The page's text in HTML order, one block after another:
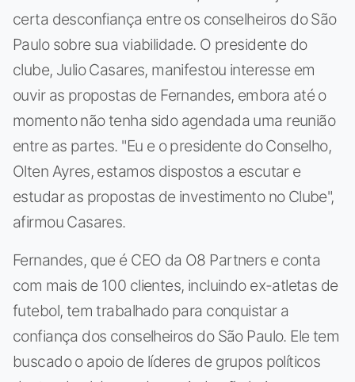
certa desconfiança entre os conselheiros do São
Paulo sobre sua viabilidade. O presidente do
clube, Julio Casares, manifestou interesse em
ouvir as propostas de Fernandes, embora até o
momento não tenha sido agendada uma reunião
entre as partes. "Eu e o presidente do Conselho,
Olten Ayres, estamos dispostos a escutar e
estudar as propostas de investimento no Clube",
afirmou Casares.
Fernandes, que é CEO da O8 Partners e conta
com mais de 100 clientes, incluindo ex-atletas de
futebol, tem trabalhado para conquistar a
confiança dos conselheiros do São Paulo. Ele tem
buscado o apoio de líderes de grupos políticos